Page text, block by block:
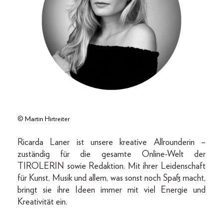
© Martin Hirtreiter
Ricarda Laner ist unsere kreative Allrounderin –
zuständig für die gesamte Online-Welt der
TIROLERIN sowie Redaktion. Mit ihrer Leidenschaft
für Kunst, Musik und allem, was sonst noch Spaß macht,
bringt sie ihre Ideen immer mit viel Energie und
Kreativität ein.